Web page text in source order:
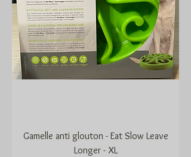
Gamelle anti glouton - Eat Slow Leave
Longer - XL